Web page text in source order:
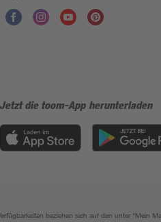
Jetzt die toom-App herunterladen
beziehen sich auf den unter "Mein